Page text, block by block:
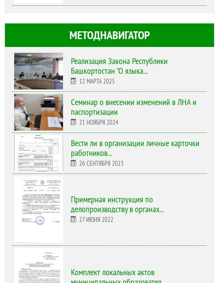
МЕТОДНАВИГАТОР
Реализация Закона Республики
Башкортостан "О языка...
12 МАРТА 2025
Cеминар о внесении изменений в ЛНА и
паспортизации
21 НОЯБРЯ 2024
Вести ли в организации личные карточки
работников...
26 СЕНТЯБРЯ 2023
Примерная инструкция по
делопроизводству в органах...
27 ИЮНЯ 2022
Комплект локальных актов